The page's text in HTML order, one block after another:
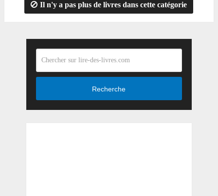
Il n'y a pas plus de livres dans cette catégorie
Recherche